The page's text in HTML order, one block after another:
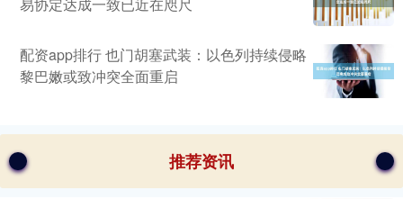
易协定达成一致已近在咫尺
配资app排行 也门胡塞武装：以色列持续侵略
黎巴嫩或致冲突全面重启
推荐资讯